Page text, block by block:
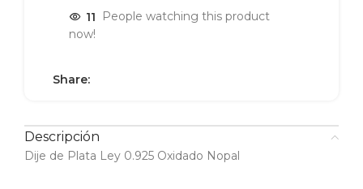
11
People watching this product
now!
Share:
Descripción
Dije de Plata Ley 0.925 Oxidado Nopal